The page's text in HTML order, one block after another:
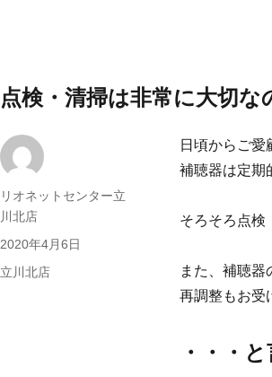
点検・清掃は非常に大切な
日頃からご愛
補聴器は定期
そろそろ点検
また、補聴器
再調整もお受
・・・
投
稿
者
リオネットセンター立
川北店
投
稿
2020年4月6日
カ
立川北店